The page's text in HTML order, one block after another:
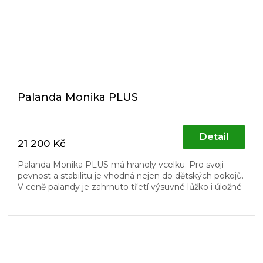
Palanda Monika PLUS
21 200 Kč
Detail
Palanda Monika PLUS má hranoly vcelku. Pro svoji
pevnost a stabilitu je vhodná nejen do dětských pokojů.
V ceně palandy je zahrnuto třetí výsuvné lůžko i úložné